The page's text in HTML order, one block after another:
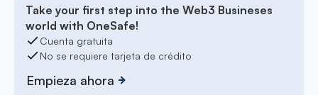
Take your first step into the Web3 Busineses
world with OneSafe!
Cuenta gratuita
No se requiere tarjeta de crédito
Empieza ahora